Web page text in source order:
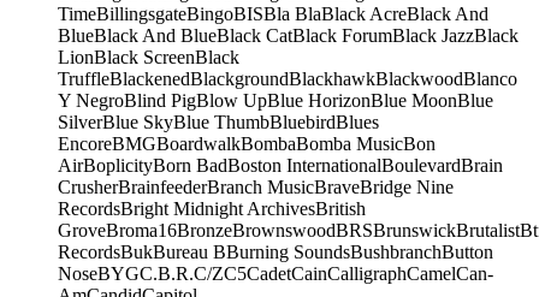
TimeBillingsgateBingoBISBla BlaBlack AcreBlack And
BlueBlack And BlueBlack CatBlack ForumBlack JazzBlack
LionBlack ScreenBlack
TruffleBlackenedBlackgroundBlackhawkBlackwoodBlanco
Y NegroBlind PigBlow UpBlue HorizonBlue MoonBlue
SilverBlue SkyBlue ThumbBluebirdBlues
EncoreBMGBoardwalkBombaBomba MusicBon
AirBoplicityBorn BadBoston InternationalBoulevardBrain
CrusherBrainfeederBranch MusicBraveBridge Nine
RecordsBright Midnight ArchivesBritish
GroveBroma16BronzeBrownswoodBRSBrunswickBrutalist
RecordsBukBureau BBurning SoundsBushbranchButton
NoseBYGC.B.R.C/ZC5CadetCainCalligraphCamelCan-